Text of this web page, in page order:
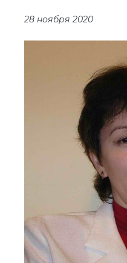
28 ноября 2020